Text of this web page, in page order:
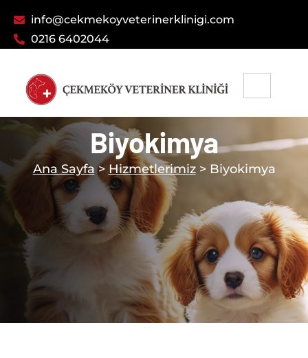
info@cekmekoyveterinerklinigi.com
0216 6402044
Biyokimya
Ana Sayfa> Hizmetlerimiz> Biyokimya